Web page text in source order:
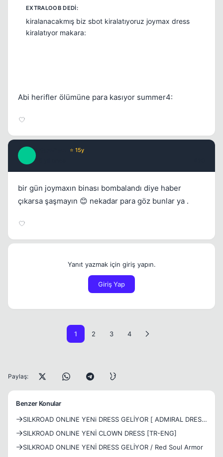
kiralanacakmış biz sbot kiralatıyoruz joymax dress
kiralatıyor makara:
Abi herifler ölümüne para kasıyor summer4:
⭐ 15y
bir gün joymaxın binası bombalandı diye haber
çıkarsa şaşmayın 😊 nekadar para göz bunlar ya .
Yanıt yazmak için giriş yapın.
Giriş Yap
1 2 3 4
Paylaş:
Benzer Konular
SILKROAD ONLINE YENi DRESS GELİYOR [ ADMIRAL DRESS
]
SILKROAD ONLINE YENİ CLOWN DRESS [TR-ENG]
SILKROAD ONLINE YENİ DRESS GELİYOR / Red Soul Armor